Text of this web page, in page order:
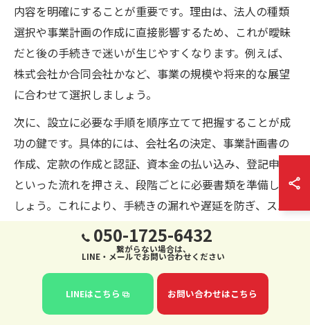
内容を明確にすることが重要です。理由は、法人の種類
選択や事業計画の作成に直接影響するため、これが曖昧
だと後の手続きで迷いが生じやすくなります。例えば、
株式会社か合同会社かなど、事業の規模や将来的な展望
に合わせて選択しましょう。
次に、設立に必要な手順を順序立てて把握することが成
功の鍵です。具体的には、会社名の決定、事業計画書の
作成、定款の作成と認証、資本金の払い込み、登記申請
といった流れを押さえ、段階ごとに必要書類を準備しま
しょう。これにより、手続きの漏れや遅延を防ぎ、スム
ーズに法人設立を進められます。
法人設立に必要な書類リストと提出方法
法人設立に必要な書類は多岐にわたり、代表的なものと
して定款、発起人の同意書、資本金の払込証明書、登記
050-1725-6432
繋がらない場合は、
LINE・メールでお問い合わせください
LINEはこちら お問い合わせはこちら